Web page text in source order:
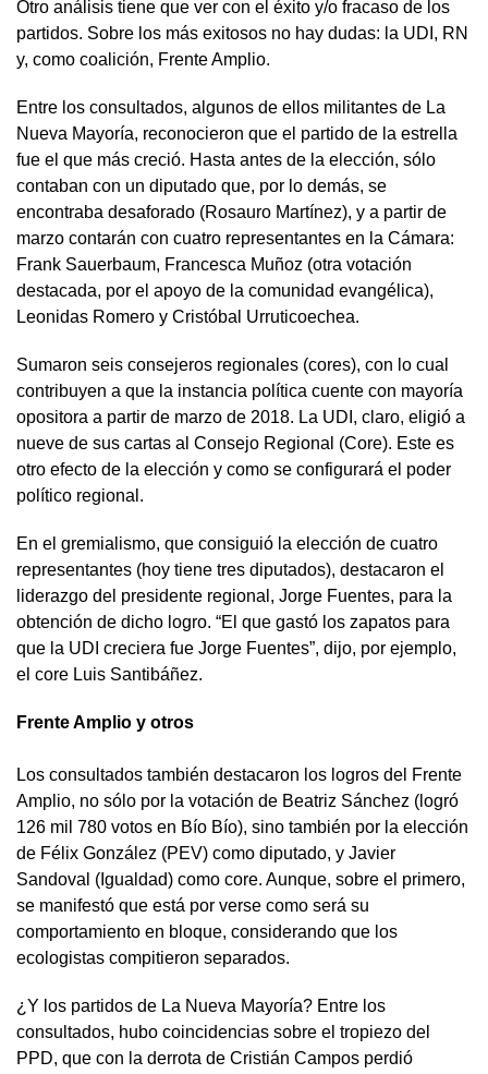
Otro análisis tiene que ver con el éxito y/o fracaso de los
partidos. Sobre los más exitosos no hay dudas: la UDI, RN
y, como coalición, Frente Amplio.
Entre los consultados, algunos de ellos militantes de La
Nueva Mayoría, reconocieron que el partido de la estrella
fue el que más creció. Hasta antes de la elección, sólo
contaban con un diputado que, por lo demás, se
encontraba desaforado (Rosauro Martínez), y a partir de
marzo contarán con cuatro representantes en la Cámara:
Frank Sauerbaum, Francesca Muñoz (otra votación
destacada, por el apoyo de la comunidad evangélica),
Leonidas Romero y Cristóbal Urruticoechea.
Sumaron seis consejeros regionales (cores), con lo cual
contribuyen a que la instancia política cuente con mayoría
opositora a partir de marzo de 2018. La UDI, claro, eligió a
nueve de sus cartas al Consejo Regional (Core). Este es
otro efecto de la elección y como se configurará el poder
político regional.
En el gremialismo, que consiguió la elección de cuatro
representantes (hoy tiene tres diputados), destacaron el
liderazgo del presidente regional, Jorge Fuentes, para la
obtención de dicho logro. “El que gastó los zapatos para
que la UDI creciera fue Jorge Fuentes”, dijo, por ejemplo,
el core Luis Santibáñez.
Frente Amplio y otros
Los consultados también destacaron los logros del Frente
Amplio, no sólo por la votación de Beatriz Sánchez (logró
126 mil 780 votos en Bío Bío), sino también por la elección
de Félix González (PEV) como diputado, y Javier
Sandoval (Igualdad) como core. Aunque, sobre el primero,
se manifestó que está por verse como será su
comportamiento en bloque, considerando que los
ecologistas compitieron separados.
¿Y los partidos de La Nueva Mayoría? Entre los
consultados, hubo coincidencias sobre el tropiezo del
PPD, que con la derrota de Cristián Campos perdió